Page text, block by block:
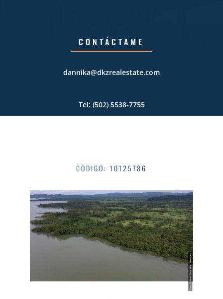
CONTÁCTAME
dannika@dkzrealestate.com
Tel: (502) 5538-7755‬
CODIGO: 10125786